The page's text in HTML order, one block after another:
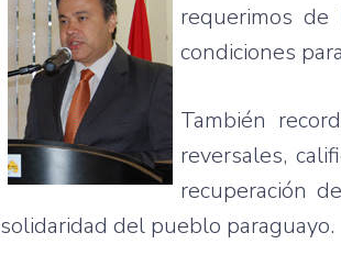
requerimos
condiciones
También
reversales,
recuperación
solidaridad del pueblo paraguayo.